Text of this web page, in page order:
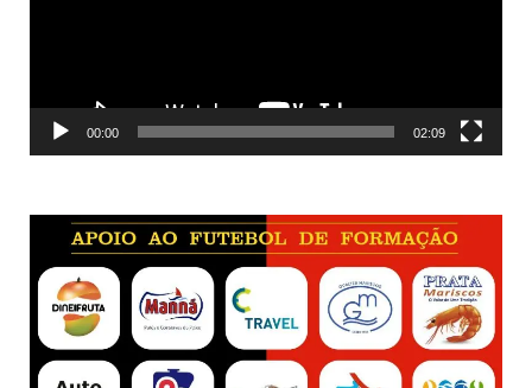
00:00 02:09